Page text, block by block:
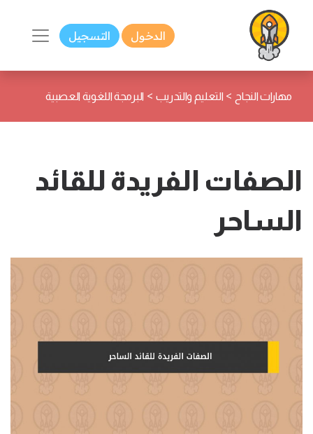
الدخول التسجيل
مهارات النجاح > التعليم والتدريب > البرمجة اللغوية العصبية
الصفات الفريدة للقائد
الساحر